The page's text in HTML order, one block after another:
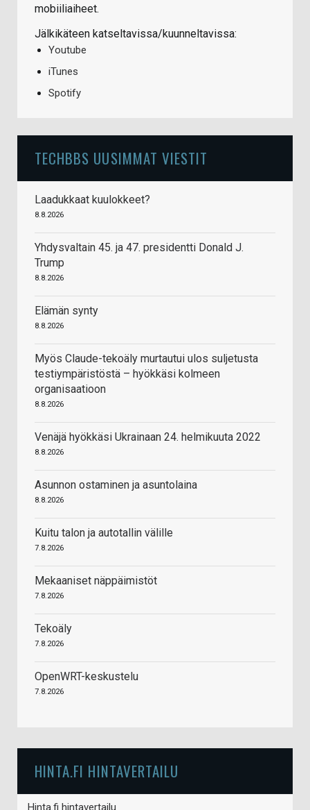
mobiiliaiheet.
Jälkikäteen katseltavissa/kuunneltavissa:
Youtube
iTunes
Spotify
TECHBBS UUSIMMAT VIESTIT
Laadukkaat kuulokkeet?
8.8.2026
Yhdysvaltain 45. ja 47. presidentti Donald J.
Trump
8.8.2026
Elämän synty
8.8.2026
Myös Claude-tekoäly murtautui ulos suljetusta
testiympäristöstä – hyökkäsi kolmeen
organisaatioon
8.8.2026
Venäjä hyökkäsi Ukrainaan 24. helmikuuta 2022
8.8.2026
Asunnon ostaminen ja asuntolaina
8.8.2026
Kuitu talon ja autotallin välille
7.8.2026
Mekaaniset näppäimistöt
7.8.2026
Tekoäly
7.8.2026
OpenWRT-keskustelu
7.8.2026
HINTA.FI HINTAVERTAILU
Hinta.fi hintavertailu